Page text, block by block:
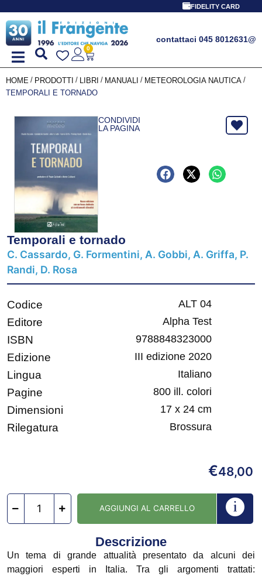
FIDELITY CARD
contattaci 045 8012631@
0
HOME / PRODOTTI / LIBRI / MANUALI / METEOROLOGIA NAUTICA /
TEMPORALI E TORNADO
CONDIVIDI
LA PAGINA
Temporali e tornado
C. Cassardo, G. Formentini, A. Gobbi, A. Griffa, P.
Randi, D. Rosa
Codice ALT 04
Editore Alpha Test
ISBN 9788848323000
Edizione III edizione 2020
Lingua Italiano
Pagine 800 ill. colori
Dimensioni 17 x 24 cm
Rilegatura Brossura
€48,00
AGGIUNGI AL CARRELLO
Descrizione
Un tema di grande attualità presentato da alcuni dei
maggiori esperti in Italia. Tra gli argomenti trattati: